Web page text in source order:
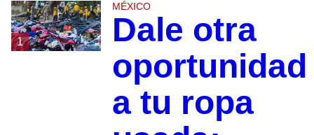
1
MÉXICO
Dale otra
oportunidad
a tu ropa